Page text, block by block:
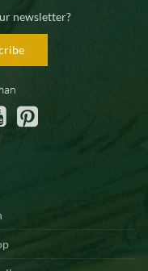
newsletter?